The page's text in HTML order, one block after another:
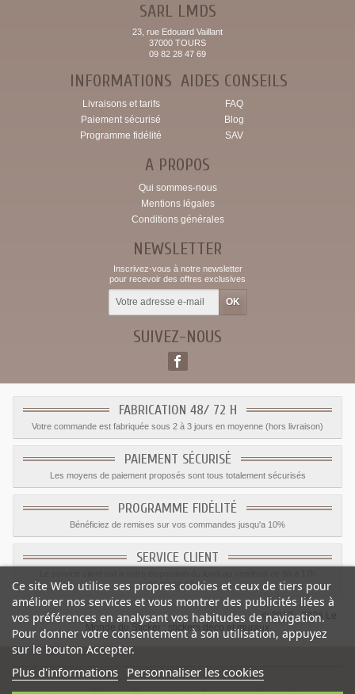
SARL LMDS
23, rue Edouard Vaillant
37000 TOURS
09 82 28 47 69
INFORMATIONS
Livraisons et tarifs
Paiement sécurisé
Programme fidélité
AIDES CONSEILS
FAQ
Blog
SAV
A PROPOS
Qui sommes-nous
Mentions légales
Conditions générales
NEWSLETTER
Inscrivez-vous à notre newsletter
pour recevoir des offres exclusives
SUIVEZ-NOUS
FABRICATION 48/ 72 H
Votre commande est fabriquée sous 2 à 3 jours en moyenne (hors livraison)
PAIEMENT SÉCURISÉ
Les moyens de paiement proposés sont tous totalement sécurisés
PROGRAMME FIDÉLITÉ
Bénéficiez de remises sur vos commandes jusqu'a 10%
SERVICE CLIENT
09.82.28.47.69.
© 2012 - 2026 Le
Monde du Sticker :
stickers déco et muraux
Ce site Web utilise ses propres cookies et ceux de tiers pour
améliorer nos services et vous montrer des publicités liées à
vos préférences en analysant vos habitudes de navigation.
Pour donner votre consentement à son utilisation, appuyez
sur le bouton Accepter.
Plus d'informations Personnaliser les cookies